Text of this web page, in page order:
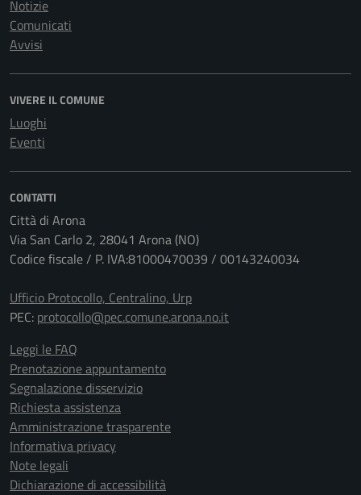
Notizie
Comunicati
Avvisi
VIVERE IL COMUNE
Luoghi
Eventi
CONTATTI
Città di Arona
Via San Carlo 2, 28041 Arona (NO)
Codice fiscale / P. IVA:81000470039 / 00143240034
Ufficio Protocollo, Centralino, Urp
PEC: protocollo@pec.comune.arona.no.it
Leggi le FAQ
Prenotazione appuntamento
Segnalazione disservizio
Richiesta assistenza
Amministrazione trasparente
Informativa privacy
Note legali
Dichiarazione di accessibilità